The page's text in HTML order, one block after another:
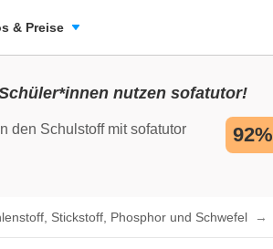
& Preise
nutzen sofatutor!
den Schulstoff mit sofatutor
92%
Stickstoff, Phosphor und Schwefel